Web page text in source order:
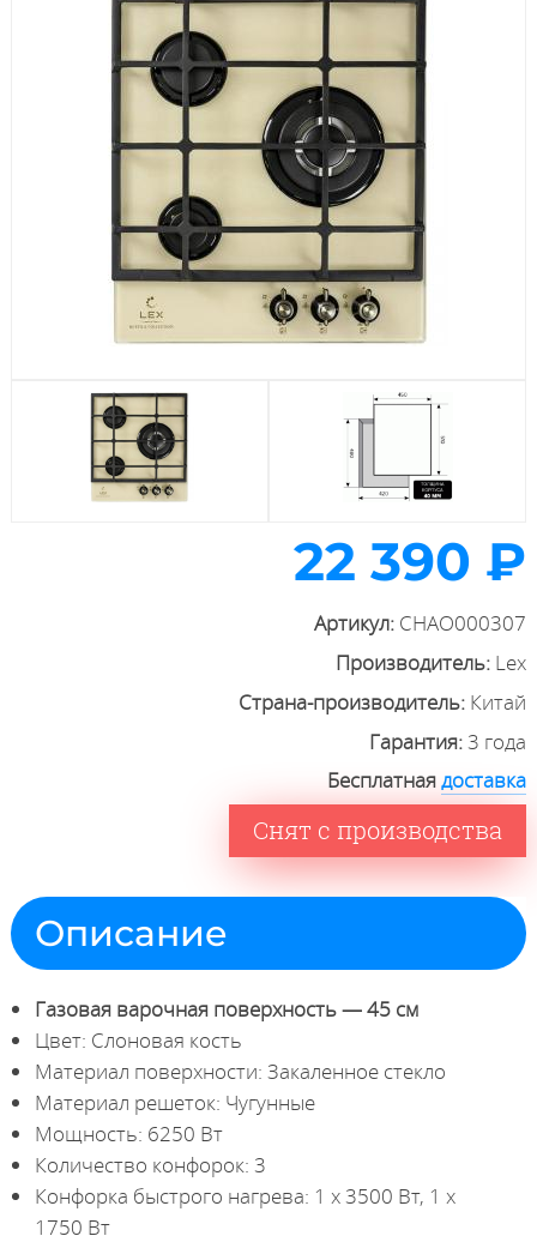
Стиральные машины
Холодильники
22 390 ₽
Артикул: CHAO000307
Производитель: Lex
Страна-производитель: Китай
Гарантия:3 года
Бесплатнаядоставка
Снят с производства
Описание
Газовая варочная поверхность — 45 см
Цвет: Слоновая кость
Материал поверхности: Закаленное стекло
Материал решеток: Чугунные
Мощность: 6250 Вт
Количество конфорок: 3
Конфорка быстрого нагрева: 1 x 3500 Вт, 1 х
1750 Вт